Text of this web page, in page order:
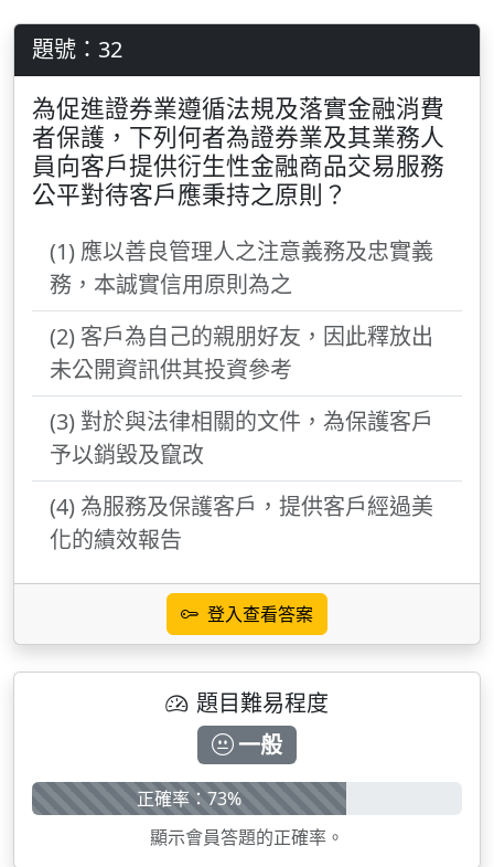
題號：32
為促進證券業遵循法規及落實金融消費
者保護，下列何者為證券業及其業務人
員向客戶提供衍生性金融商品交易服務
公平對待客戶應秉持之原則？
(1) 應以善良管理人之注意義務及忠實義
務，本誠實信用原則為之
(2) 客戶為自己的親朋好友，因此釋放出
未公開資訊供其投資參考
(3) 對於與法律相關的文件，為保護客戶
予以銷毀及竄改
(4) 為服務及保護客戶，提供客戶經過美
化的績效報告
登入查看答案
題目難易程度
一般
正確率：73%
顯示會員答題的正確率。